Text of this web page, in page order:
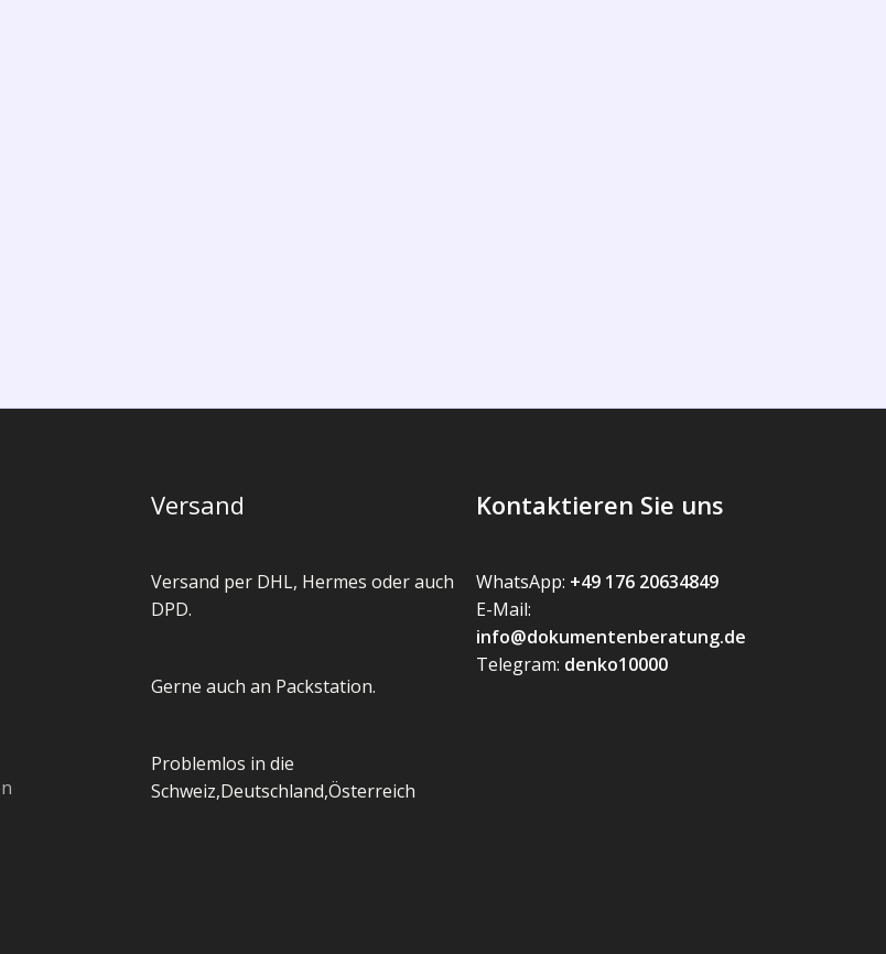
Versand
Versand per DHL, Hermes oder auch
DPD.
Gerne auch an Packstation.
Problemlos in die
Schweiz,Deutschland,Österreich
Kontaktieren Sie uns
WhatsApp: +49 176 20634849
E-Mail:
info@dokumentenberatung.de
Telegram: denko10000